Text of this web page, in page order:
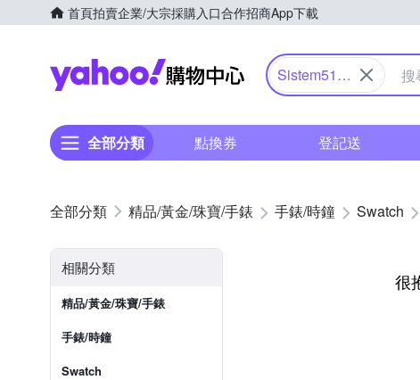
首頁拍賣企業/大宗採購入口合作招商App下載
Yahoo購物中心
Sistem51
全部分類 點換券 登記送
精品/黃金/珠寶/手錶 手錶/時鐘 Swatch
相關分類
精品/黃金/珠寶/手錶
手錶/時鐘
Swatch
很